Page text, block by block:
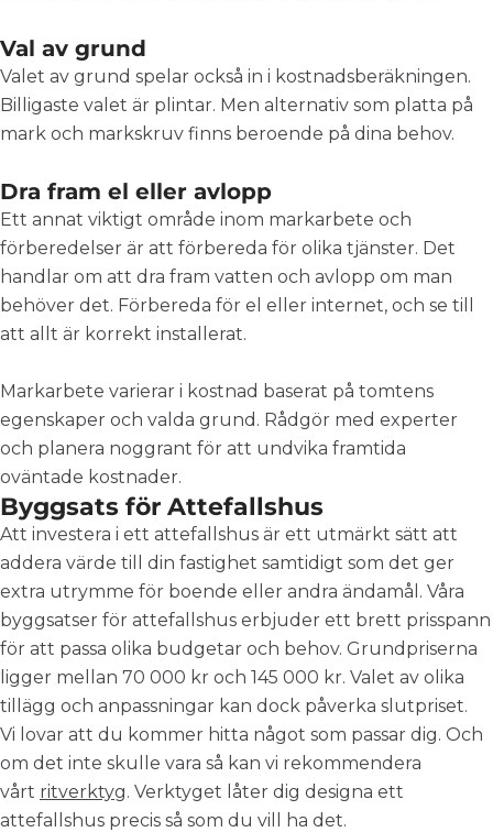
Val av grund
Valet av grund spelar också in i kostnadsberäkningen.
Billigaste valet är plintar. Men alternativ som platta på
mark och markskruv finns beroende på dina behov.
Dra fram el eller avlopp
Ett annat viktigt område inom markarbete och
förberedelser är att förbereda för olika tjänster. Det
handlar om att dra fram vatten och avlopp om man
behöver det. Förbereda för el eller internet, och se till
att allt är korrekt installerat.
Markarbete varierar i kostnad baserat på tomtens
egenskaper och valda grund. Rådgör med experter
och planera noggrant för att undvika framtida
oväntade kostnader.
Byggsats för Attefallshus
Att investera i ett attefallshus är ett utmärkt sätt att
addera värde till din fastighet samtidigt som det ger
extra utrymme för boende eller andra ändamål . Våra
byggsatser för attefallshus erbjuder ett brett prisspann
för att passa olika budgetar och behov. Grundpriserna
ligger mellan 70 000 kr och 145 000 kr. Valet av olika
tillägg och anpassningar kan dock påverka slutpriset.
Vi lovar att du kommer hitta något som passar dig. Och
om det inte skulle vara så kan vi rekommendera
vårt ritverktyg. Verktyget låter dig designa ett
attefallshus precis så som du vill ha det.